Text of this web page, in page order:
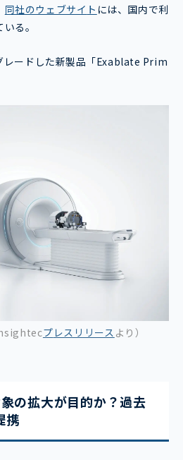
同社のウェブサイ ト には、国内で利
る。
レードした新製品「Exablate Prim
プ レスリリース より）
の拡大が目的か？過去
携